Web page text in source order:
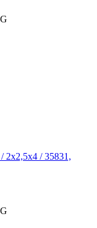
2x2,5x4 / 35831,